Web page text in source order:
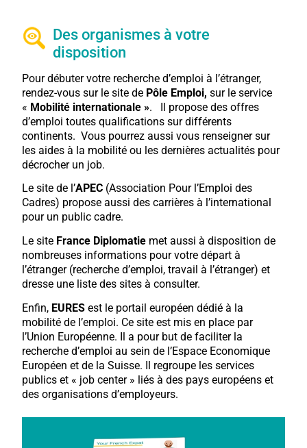
Des organismes à votre
disposition
Pour débuter votre recherche d’emploi à l’étranger,
rendez-vous sur le site de Pôle Emploi,sur le service
« Mobilité internationale ». Il propose des offres
d’emploi toutes qualifications sur différents
continents. Vous pourrez aussi vous renseigner sur
les aides à la mobilité ou les dernières actualités pour
décrocher un job.
Le site de l’APEC (Association Pour l’Emploi des
Cadres) propose aussi des carrières à l’international
pour un public cadre.
Le site France Diplomatie met aussi à disposition de
nombreuses informations pour votre départ à
l’étranger (recherche d’emploi, travail à l’étranger) et
dresse une liste des sites à consulter.
Enfin, EURES est le portail européen dédié à la
mobilité de l’emploi. Ce site est mis en place par
l’Union Européenne. Il a pour but de faciliter la
recherche d’emploi au sein de l’Espace Economique
Européen et de la Suisse. Il regroupe les services
publics et « job center » liés à des pays européens et
des organisations d’employeurs.